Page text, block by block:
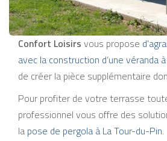
Confort Loisirsvous propose
avec la construction d’une véranda
de créer la pièce supplémentaire
Pour profiter de votre terrasse
professionnel vous offre des
lapose de pergola à La Tour-du-Pin.